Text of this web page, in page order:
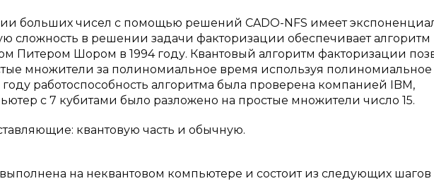
больших чисел с помощью решений CADO-NFS имеет
сложность в решении задачи факторизации обеспечивает
Питером Шором в 1994 году. Квантовый алгоритм факторизации
множители за полиномиальное время используя полиномиальное
году работоспособность алгоритма была проверена компанией IBM,
с 7 кубитами было разложено на простые множители число 15.
квантовую часть и обычную.
на неквантовом компьютере и состоит из следующих шагов